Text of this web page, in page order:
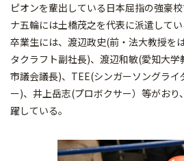
ピオンを輩出している日本屈指の強豪
ナ五輪には土橋茂之を代表に派遣してい
卒業生には、渡辺政史(前・法大教授を
タクラフト副社長)、渡辺和敏(愛知大
市議会議長)、TEE(シンガーソングライ
ー)、井上岳志(プロボクサー）等がお
躍している。